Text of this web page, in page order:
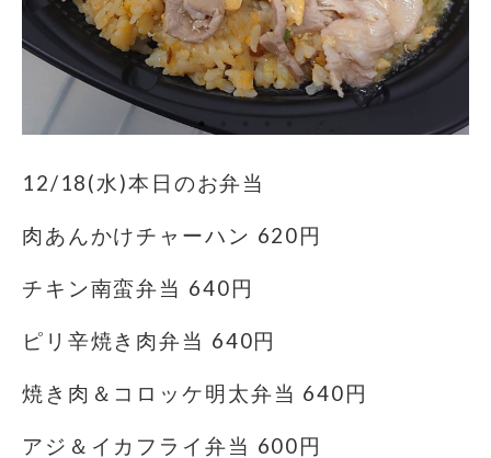
12/18(水)本日のお弁当
肉あんかけチャーハン 620円
チキン南蛮弁当 640円
ピリ辛焼き肉弁当 640円
焼き肉＆コロッケ明太弁当 640円
アジ＆イカフライ弁当 600円